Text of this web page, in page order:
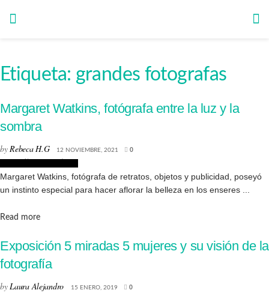
Etiqueta: grandes fotografas
Margaret Watkins, fotógrafa entre la luz y la
sombra
byRebeca H.G 12 NOVIEMBRE, 2021 0
Margaret Watkins, fotógrafa de retratos, objetos y publicidad, poseyó
un instinto especial para hacer aflorar la belleza en los enseres ...
Read moreDetails
Exposición 5 miradas 5 mujeres y su visión de la
fotografía
byLaura Alejandro 15 ENERO, 2019 0